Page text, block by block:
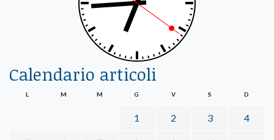
Calendario articoli
L M M G V S D
1 2 3 4